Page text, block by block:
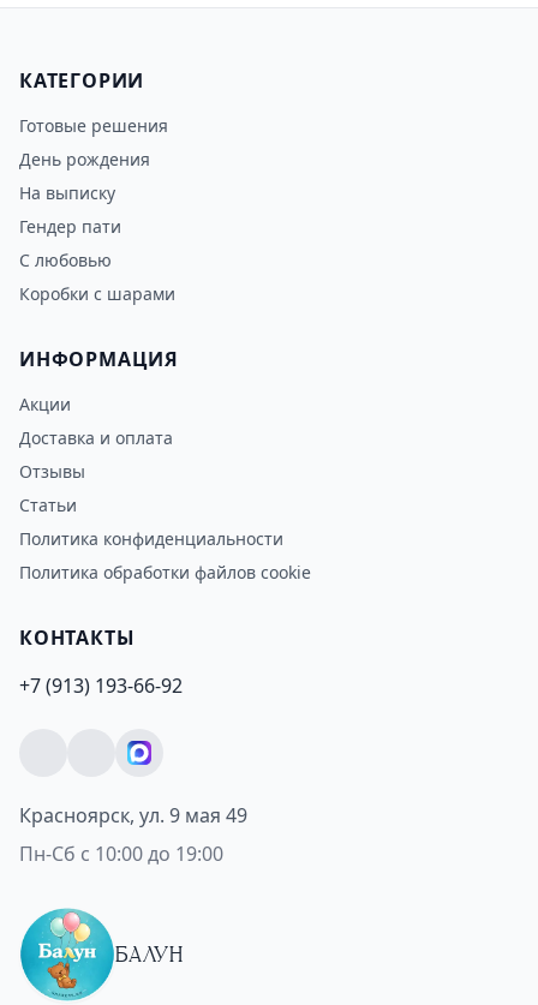
КАТЕГОРИИ
Готовые решения
День рождения
На выписку
Гендер пати
С любовью
Коробки с шарами
ИНФОРМАЦИЯ
Акции
Доставка и оплата
Отзывы
Статьи
Политика конфиденциальности
Политика обработки файлов cookie
КОНТАКТЫ
+7 (913) 193-66-92
Красноярск, ул. 9 мая 49
Пн-Сб с 10:00 до 19:00
БАЛУН